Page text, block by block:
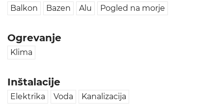
Balkon Bazen Alu Pogled na morje
Ogrevanje
Klima
Inštalacije
Elektrika Voda Kanalizacija